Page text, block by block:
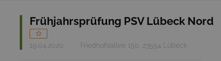
Frühjahrsprüfung PSV Lübeck Nord
19.04.2020 Friedhofsallee 150, 23554 Lübeck